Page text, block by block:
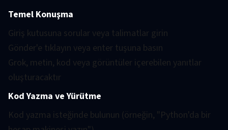
Temel Konuşma
Giriş kutusuna sorular veya talimatlar girin
Gönder'e tıklayın veya enter tuşuna basın
Grok, metin, kod veya görüntüler içerebilen yanıtlar
oluşturacaktır
Kod Yazma ve Yürütme
Kod yazma isteğinde bulunun (örneğin, "Python'da bir